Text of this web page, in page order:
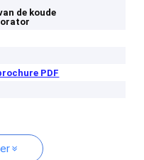
de koude
PDF